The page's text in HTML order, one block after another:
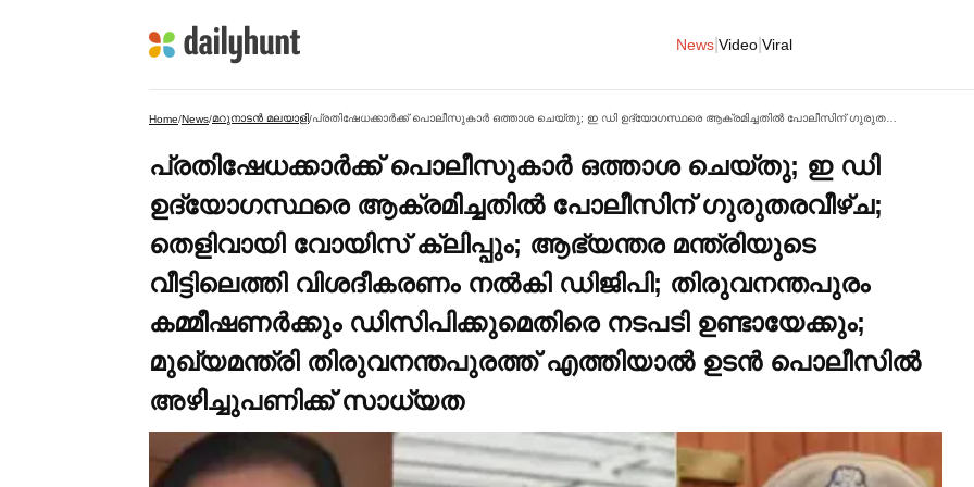
News Video Viral
Home/News/മറുനാടന്‍ മലയാളി/
പ്രതിഷേധക്കാര്‍ക്ക് പൊലീസുകാര്‍ ഒത്താശ ചെയ്തു; ഇ ഡി
ഉദ്യോഗസ്ഥരെ ആക്രമിച്ചതില്‍ പോലീസിന് ഗുരുതരവീഴ്ച;
തെളിവായി വോയിസ് ക്ലിപ്പും; ആഭ്യന്തര മന്ത്രിയുടെ
വീട്ടിലെത്തി വിശദീകരണം നല്‍കി ഡിജിപി; തിരുവനന്തപുരം
കമ്മീഷണര്‍ക്കും ഡിസിപിക്കുമെതിരെ നടപടി ഉണ്ടായേക്കും;
മുഖ്യമന്ത്രി തിരുവനന്തപുരത്ത് എത്തിയാല്‍ ഉടന്‍ പൊലീസില്‍
അഴിച്ചുപണിക്ക് സാധ്യത